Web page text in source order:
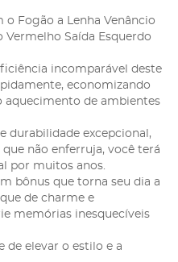
Fogão a Lenha Venâncio
Vermelho Saída Esquerdo
incomparável deste
economizando
aquecimento de ambientes
durabilidade excepcional,
não enferruja, você terá
por muitos anos.
bônus que torna seu dia a
de charme e
memórias inesquecíveis
de elevar o estilo e a